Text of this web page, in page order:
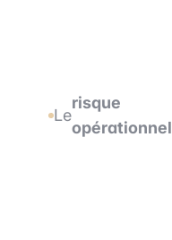
Le
risque
opérationnel